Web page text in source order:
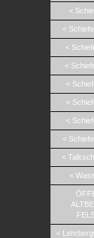
<
<
<
<
<
<
<
<
<
<
<